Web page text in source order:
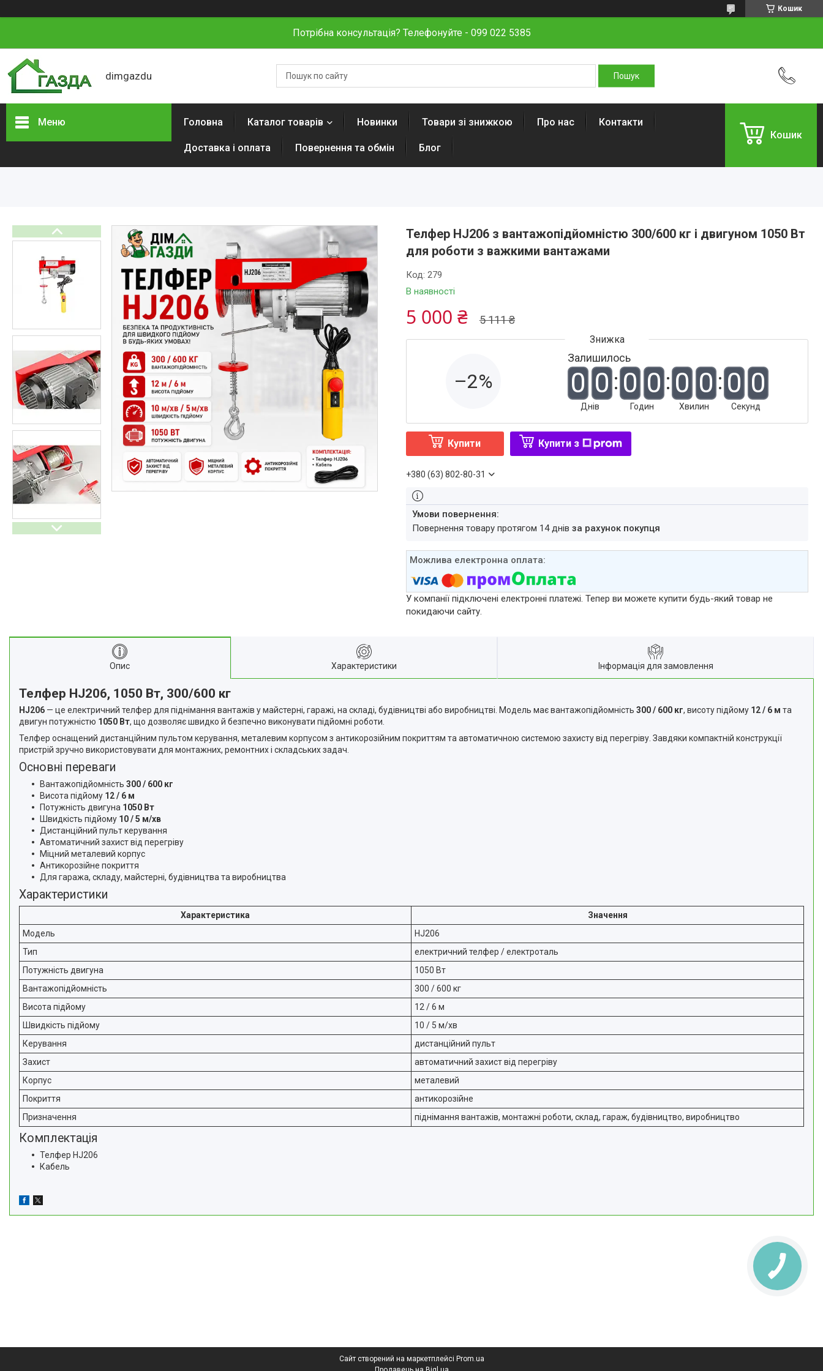
Кошик
Потрібна консультація? Телефонуйте - 099 022 5385
dimgazdu
Меню
Інструменти
Аксесуари та витратні
матеріали
Генератори бензинові та
дизельні
Обігрівачі
Побутова техніка і догляд
Все для кухні
Меблі
Резервне живлення для дому
Тактичне взуття
Мангали, грилі та аксесуари
Інструменти для Саду і дому
Автотовари
Електроінструменти
Обігрівачі
Товари зі знижкою
Головна Каталог товарів Новинки Товари зі знижкою Про нас Контакти
Доставка і оплата Повернення та обмін Блог
Кошик
Телфер HJ206 з вантажопідйомністю 300/600 кг і двигуном 1050 Вт
для роботи з важкими вантажами
В наявності
Код: 279
5 111 ₴
5 000 ₴
–2%
Залишилось
0 0
Днів
0 0
Годин
0 0
Хвилин
0 0
Секунд
Купити Купити з
+380 (63) 802-80-31
повернення товару протягом 14 днів за рахунок покупця
У компанії підключені електронні платежі. Тепер ви можете купити будь-який товар не
покидаючи сайту.
Опис Характеристики Інформація для замовлення
Телфер HJ206, 1050 Вт, 300/600 кг
HJ206 — це електричний телфер для піднімання вантажів у майстерні, гаражі, на складі, будівництві або виробництві. Модель має вантажопідйомність 300 / 600 кг, висоту підйому 12 / 6 м та
двигун потужністю 1050 Вт, що дозволяє швидко й безпечно виконувати підйомні роботи.
Телфер оснащений дистанційним пультом керування, металевим корпусом з антикорозійним покриттям та автоматичною системою захисту від перегріву. Завдяки компактній конструкції
пристрій зручно використовувати для монтажних, ремонтних і складських задач.
Основні переваги
Вантажопідйомність 300 / 600 кг
Висота підйому 12 / 6 м
Потужність двигуна 1050 Вт
Швидкість підйому 10 / 5 м/хв
Дистанційний пульт керування
Автоматичний захист від перегріву
Міцний металевий корпус
Антикорозійне покриття
Для гаража, складу, майстерні, будівництва та виробництва
Характеристики
Характеристика
Значення
Модель
HJ206
Тип
електричний телфер / електроталь
Потужність двигуна
1050 Вт
Вантажопідйомність
300 / 600 кг
Висота підйому
12 / 6 м
Швидкість підйому
10 / 5 м/хв
Керування
дистанційний пульт
Захист
автоматичний захист від перегріву
Корпус
металевий
Покриття
антикорозійне
Призначення
піднімання вантажів, монтажні роботи, склад, гараж, будівництво, виробництво
Комплектація
Телфер HJ206
Кабель
Сайт створений на маркетплейсі Prom.ua